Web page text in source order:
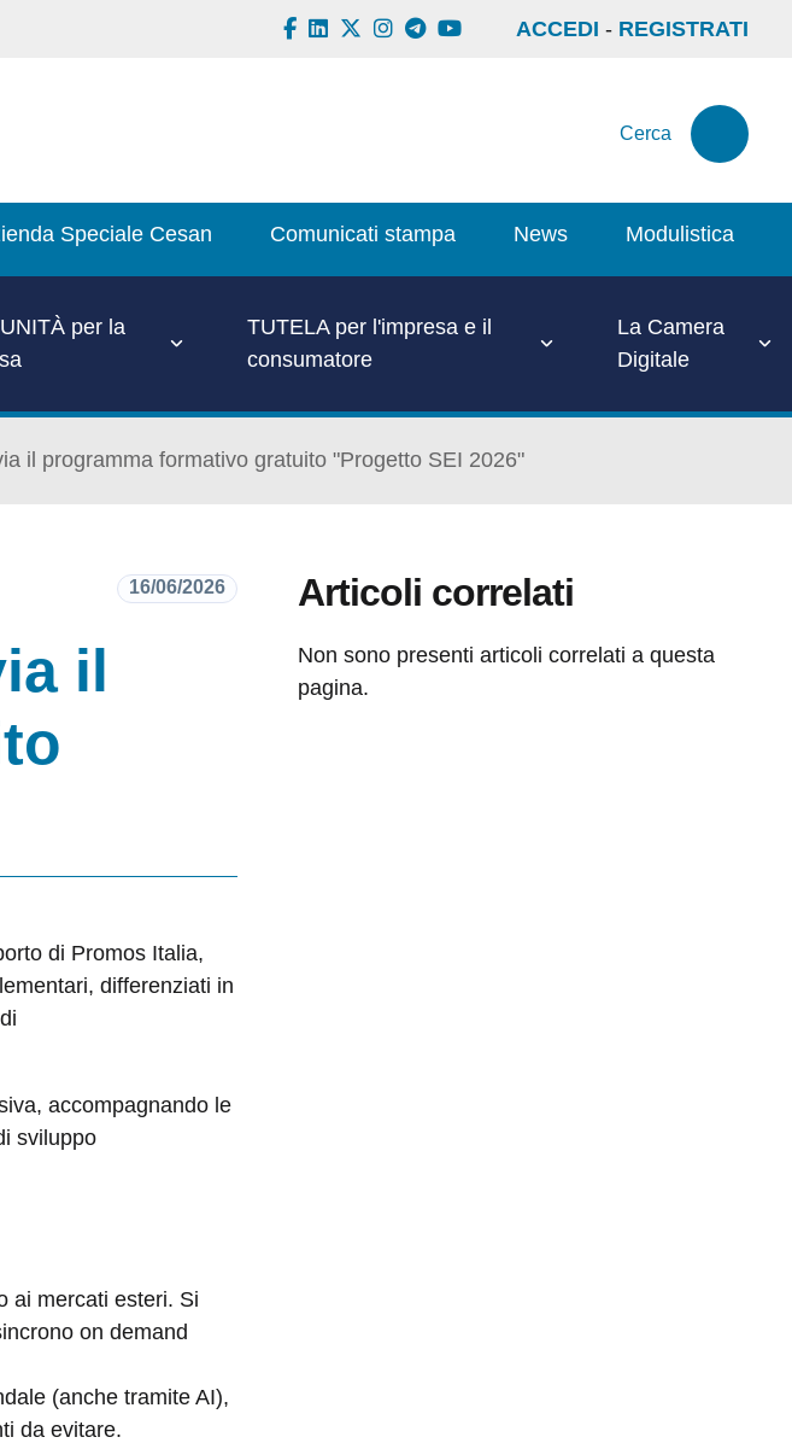
ACCEDI - REGISTRATI
Cerca
Speciale Cesan Comunicati stampa News Modulistica
per la
TUTELA per l'impresa e il
consumatore
La Camera
Digitale
il programma formativo gratuito "Progetto SEI 2026"
il
16/06/2026
di Promos Italia,
differenziati in
accompagnando le
sviluppo
ai mercati esteri. Si
on demand
(anche tramite AI),
da evitare.
Articoli correlati
Non sono presenti articoli correlati a questa
pagina.